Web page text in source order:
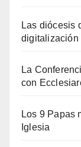
Las diócesis
digitalización
La
con
Los 9 Papas
Iglesia